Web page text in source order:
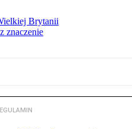
Brytanii
znaczenie